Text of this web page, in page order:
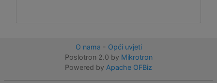
O nama - Opći uvjeti
Poslotron 2.0 by Mikrotron
Powered by Apache OFBiz